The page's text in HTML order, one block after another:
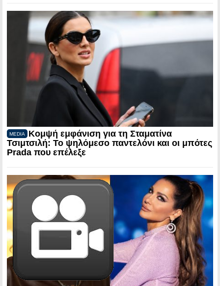
MEDIA
Κομψή εμφάνιση για τη Σταματίνα
Τσιμτσιλή: Το ψηλόμεσο παντελόνι και οι μπότες
Prada που επέλεξε